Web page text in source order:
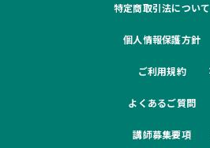
特定商取引法について
個人情報保護方針
ご利用規約
よくあるご質問
講師募集要項